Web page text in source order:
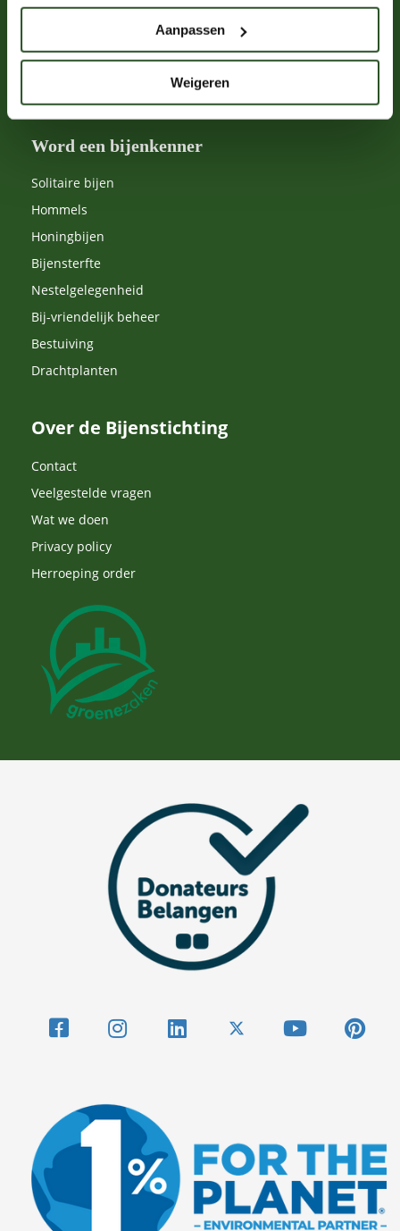
Aanpassen
Weigeren
Proeflidmaatschap
Schrijf je in voor de nieuwsbrief
Word een bijenkenner
Solitaire bijen
Hommels
Honingbijen
Bijensterfte
Nestelgelegenheid
Bij-vriendelijk beheer
Bestuiving
Drachtplanten
Over de Bijenstichting
Contact
Veelgestelde vragen
Wat we doen
Privacy policy
Herroeping order